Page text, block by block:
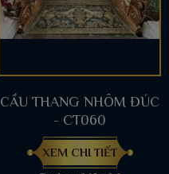
CẦU THANG NHÔM ĐÚC
- CT060
XEM CHI TIẾT